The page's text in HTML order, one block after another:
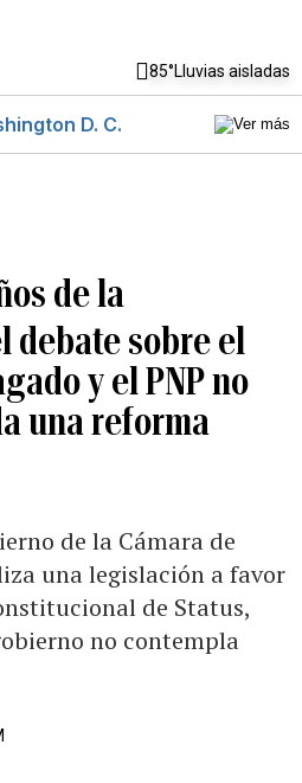
85°Lluvias aisladas
D. C.
de la
debate sobre el
y el PNP no
una reforma
de la Cámara de
una legislación a favor
de Status,
no contempla